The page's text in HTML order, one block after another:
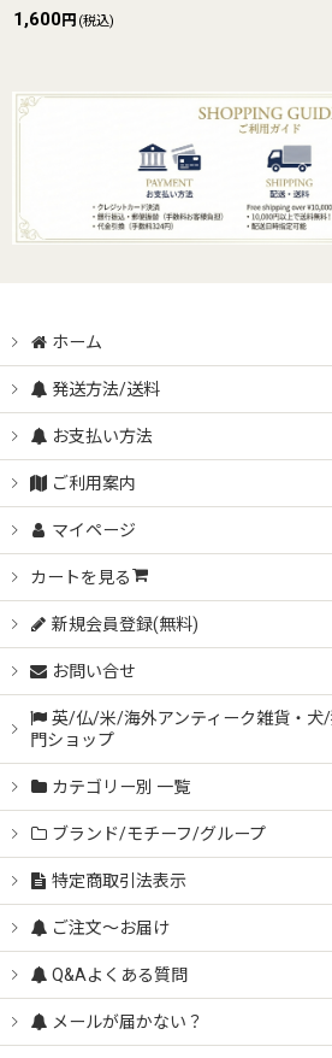
1,600円 (税込)
ホーム
発送方法/送料
お支払い方法
ご利用案内
マイページ
カートを見る
新規会員登録(無料)
お問い合せ
英/仏/米/海外アンティーク雑貨・犬
門ショップ
カテゴリー別 一覧
ブランド/モチーフ/グループ
特定商取引法表示
ご注文～お届け
Q&Aよくある質問
メールが届かない？